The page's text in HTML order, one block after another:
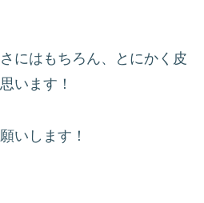
にはもちろん、とにかく皮
います！
いします！